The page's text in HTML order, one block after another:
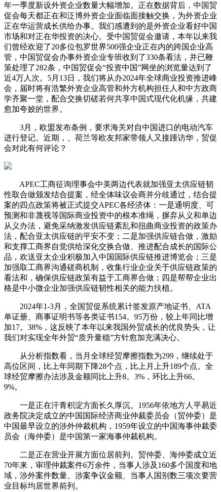
年一季度新设外资企业数量大幅增加。正在数据背后，中国贸
促会每天都正在和泛博外资企业面临面接触交换，为外资企业
正在华运营成长供给办事。我们感遭到的是外资企业看好中国
市场和对正在华投资的决心。受中国贸促会邀请，本年以来我
们曾经欢迎了20多位包罗世界500强企业正在内的跨国企业高
管，中国贸促会办事外资企业专班收到了330条看法，并已鞭
策处理了282条，中国贸促会“投资中国”网坐的浏览量达到了
近4万人次。5月13日，我们将从办2024年全球商业投资推进峰
会，届时将有浩繁外资企业高管和外方机构担任人和中方政商
学齐聚一堂，配合交换切磋若何共享中国式现代化机缘，共建
愈加夸姣的世界。
3月，欧盟发布条例，要求海关对自中国进口的电动汽车
进行登记。近期，、荷兰等欧友邦家带领人又接踵访华，贸促
会对此有何评论？
APEC工商征询理事会中美两边代表就加强亚太供应链韧
性取合做颁发结合提案，经全体味议会商并分歧通过，结合提
案的四点政策将被正式提交APEC各经济体：一是通明度、可
预测和非蔑视等国际商业投资中的根本准绳，摒弃从义和单边
从义办法，避免采纳激发供应链紊乱和扭曲商业投资的政策办
法，配合亚太供应链的平安不变；二是加强供应链合做，激励
和支撑工商界自觉供给深化交换合做、推进配合成长的国际公
品，欢送亚太企业积极加入中国国际供应链推进博览会；三是
加强取工商界沟通磋商机制，收集行业企业关于供应链政策的
看法和，确保供应链政策有益于工商界合做；四是帮帮企业出
格是中小微企业加强供应链韧性相关的能力扶植。
2024年1-3月，全国贸促系统累计签发原产地证书、ATA
单证册、商事证明书等各类证书154。95万份，较上年同比增
加17。38%，这反映了本年以来我国外贸成长的优良势头，让
我们对实现全年外贸“质升量稳”方针愈加充满决心。
从分析指数看，当月全球经贸摩擦指数为299，继续处于
高位区间，比上年同期下降28个点，比上月上升189个点。全
球经贸摩擦办法涉及金额同比上升8。3%，环比上升66。
9%。
一是正在汗青积淀方面长久厚沉。1956年依地方人平易近
政务院决定成立的中国国际经济商业仲裁委员会（贸仲委）是
中国最早设立的涉外仲裁机构，1959年设立的中国海事仲裁委
员会（海仲委）是中国第一家海事仲裁机构。
二是正在营业开展方面位居前列。贸仲委、海仲委成立近
70年来，审理仲裁案件6万余件，当事人涉及160多个国度和地
域，涉外案件数量、涉案争议金额、当事人国别数三项次要营
业目标均居世界前列。